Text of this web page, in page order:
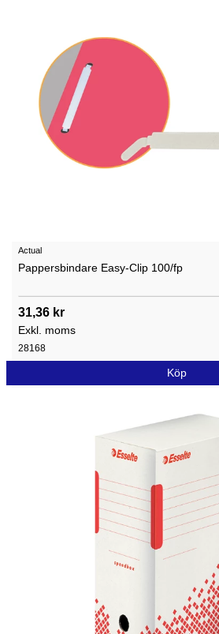
Actual
Pappersbindare Easy-Clip 100/fp
31,36 kr
Exkl. moms
28168
Köp